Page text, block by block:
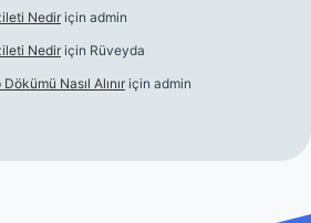
Nedir için admin
Nedir için Rüveyda
Nasıl Alınır için admin